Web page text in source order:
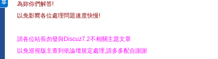
為妳你們解答!
以免影嚮各位處理問題速度快慢!
請各位站長勿發與Discuz7.2不相關主題文章
以免巡視版主查到依論壇規定處理,請多多配合謝謝